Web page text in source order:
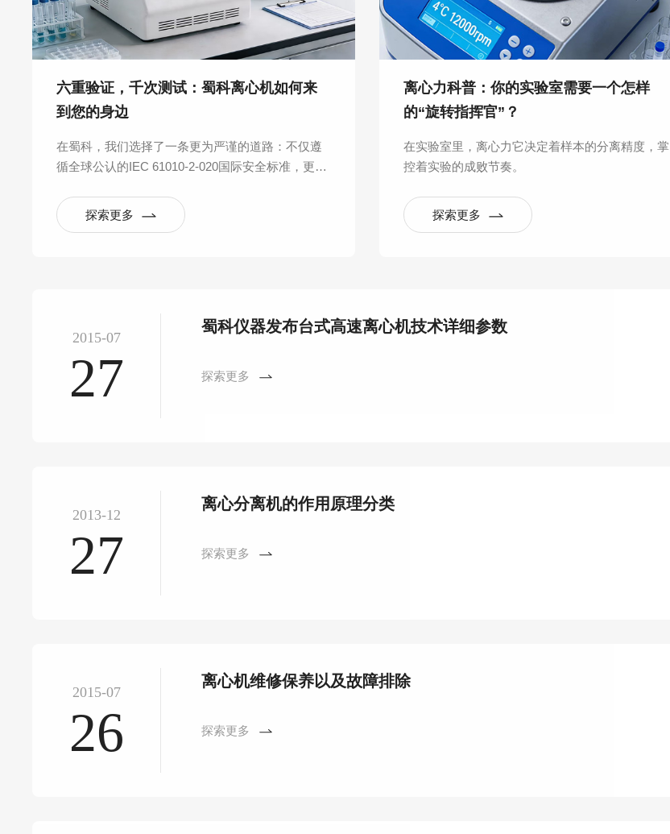
六重验证，千次测试：蜀科离心机如何来
到您的身边
在蜀科，我们选择了一条更为严谨的道路：不仅遵
循全球公认的IEC 61010-2-020国际安全标准，更反
系，将“安全可靠”从一句口号，拆解为数百项可量
化、可重复的严苛测试。
探索更多
离心力科普：你的实验室需要一个怎样
的“旋转指挥官”？
在实验室里，离心力它决定着样本的分离精度，掌
控着实验的成败节奏。
探索更多
2015-07
27
蜀科仪器发布台式高速离心机技术详细参数
探索更多
2013-12
27
离心分离机的作用原理分类
探索更多
2015-07
26
离心机维修保养以及故障排除
探索更多